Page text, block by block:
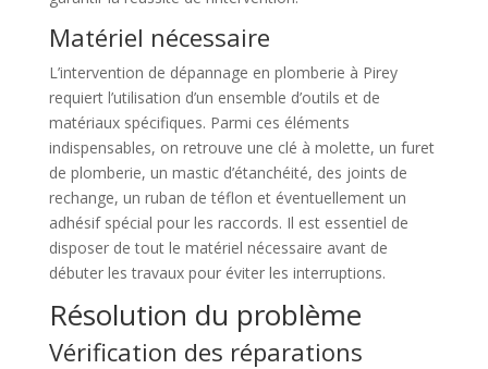
Matériel nécessaire
L’intervention de dépannage en plomberie à Pirey
requiert l’utilisation d’un ensemble d’outils et de
matériaux spécifiques. Parmi ces éléments
indispensables, on retrouve une clé à molette, un furet
de plomberie, un mastic d’étanchéité, des joints de
rechange, un ruban de téflon et éventuellement un
adhésif spécial pour les raccords. Il est essentiel de
disposer de tout le matériel nécessaire avant de
débuter les travaux pour éviter les interruptions.
Résolution du problème
Vérification des réparations